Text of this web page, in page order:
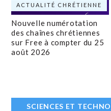
ACTUALITÉ CHRÉTIENNE
Nouvelle numérotation
des chaînes chrétiennes
sur Free à compter du 25
août 2026
SCIENCES ET